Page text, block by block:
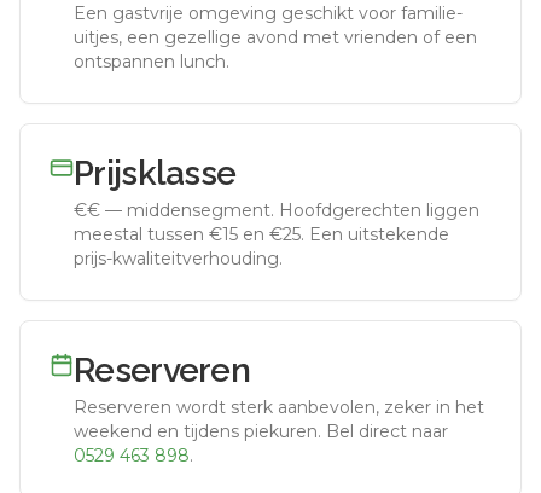
Een gastvrije omgeving geschikt voor familie-
uitjes, een gezellige avond met vrienden of een
ontspannen lunch.
Prijsklasse
€€ — middensegment. Hoofdgerechten liggen
meestal tussen €15 en €25. Een uitstekende
prijs-kwaliteitverhouding.
Reserveren
Reserveren wordt sterk aanbevolen, zeker in het
weekend en tijdens piekuren. Bel direct naar
0529 463 898.